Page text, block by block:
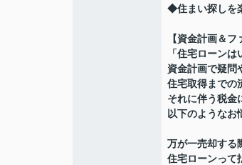
◆住まい探しを
【資金計画＆
「住宅ローン
資金計画で疑問
住宅取得までの
それに伴う税金
以下のようなお
万が一売却する
住宅ローンって